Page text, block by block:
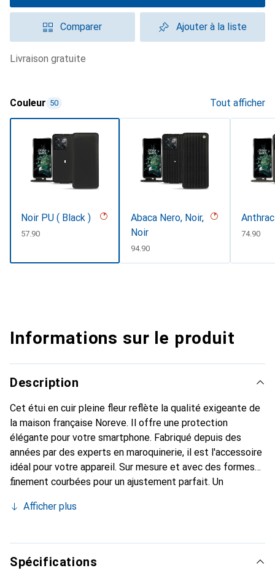
Comparer Ajouter à la liste
livraison gratuite
Couleur 50 Tout afficher
Noir PU ( Black )
CHF
57.90
Abaca Nero, Noir,
Noir
CHF
94.90
CHF
74.90
Informations sur le produit
Description
Cet étui en cuir pleine fleur reflète la qualité exigeante de
la maison française Noreve. Il offre une protection
élégante pour votre smartphone. Fabriqué depuis des
années par des experts en maroquinerie, il est l'accessoire
idéal pour votre appareil. Sur mesure et avec des formes
finement courbées pour un ajustement parfait. Un
smartphone. La marque Noreve est reconnue
reste toujours un excellent choix pour le client exigeant.
Afficher plus
Spécifications